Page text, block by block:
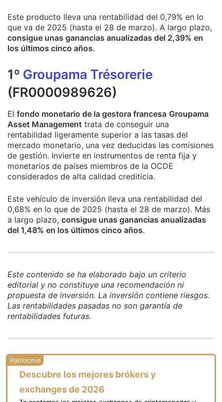
Este producto lleva una rentabilidad del 0,79% en lo
que va de 2025 (hasta el 28 de marzo). A largo plazo,
consigue unas ganancias anualizadas del 2,39% en
los últimos cinco años.
1º Groupama Trésorerie
(FR0000989626)
El fondo monetario de la gestora francesa Groupama
Asset Management trata de conseguir una
rentabilidad ligeramente superior a las tasas del
mercado monetario, una vez deducidas las comisiones
de gestión. Invierte en instrumentos de renta fija y
monetarios de países miembros de la OCDE
considerados de alta calidad crediticia.
Este vehículo de inversión lleva una rentabilidad del
0,68% en lo que de 2025 (hasta el 28 de marzo). Más
a largo plazo, consigue unas ganancias anualizadas
del 1,48% en los últimos cinco años.
Este contenido se ha elaborado bajo un criterio
editorial y no constituye una recomendación ni
propuesta de inversión. La inversión contiene riesgos.
Las rentabilidades pasadas no son garantía de
rentabilidades futuras.
Descubre los mejores brókers y
exchanges de 2026